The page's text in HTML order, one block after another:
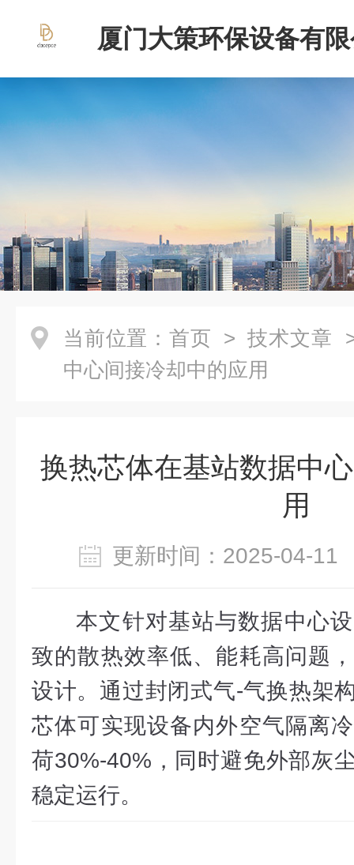
厦门大策环保设备有
当前位置： 首页 > 技术文章
中心间接冷却中的应用
换热芯体在基站数据中
用
更新时间：2025-04-
本文针对基站与数据中心
致的散热效率低、能耗高问题
设计。通过封闭式气-气换热架
芯体可实现设备内外空气隔离
荷30%-40%，同时避免外部灰
稳定运行。